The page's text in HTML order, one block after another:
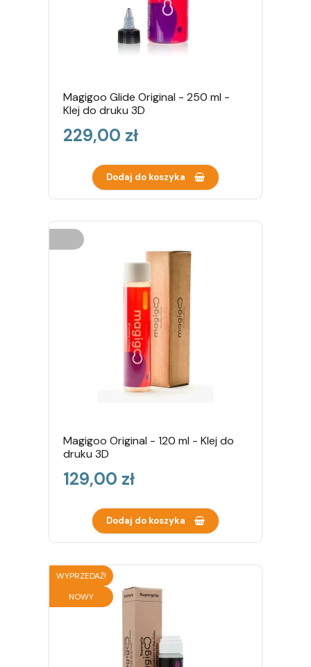
Magigoo Glide Original - 250 ml -
Klej do druku 3D
Cena
229,00 zł
Dodaj do koszyka
Magigoo Original - 120 ml - Klej do
druku 3D
Cena
129,00 zł
Dodaj do koszyka
WYPRZEDAŻ!
NOWY